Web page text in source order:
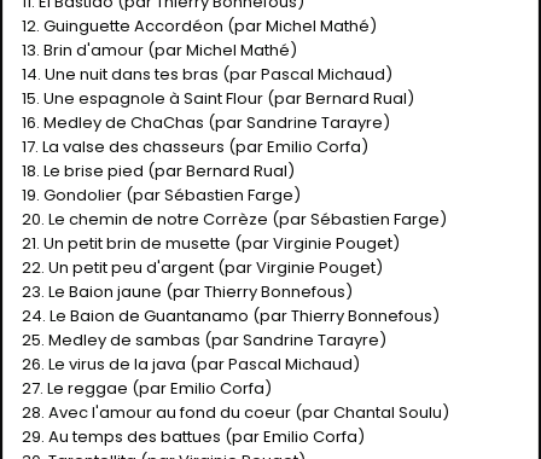
12. Guinguette Accordéon (par Michel Mathé)
13. Brin d'amour (par Michel Mathé)
14. Une nuit dans tes bras (par Pascal Michaud)
15. Une espagnole à Saint Flour (par Bernard Rual)
16. Medley de ChaChas (par Sandrine Tarayre)
17. La valse des chasseurs (par Emilio Corfa)
18. Le brise pied (par Bernard Rual)
19. Gondolier (par Sébastien Farge)
20. Le chemin de notre Corrèze (par Sébastien Farge)
21. Un petit brin de musette (par Virginie Pouget)
22. Un petit peu d'argent (par Virginie Pouget)
23. Le Baion jaune (par Thierry Bonnefous)
24. Le Baion de Guantanamo (par Thierry Bonnefous)
25. Medley de sambas (par Sandrine Tarayre)
26. Le virus de la java (par Pascal Michaud)
27. Le reggae (par Emilio Corfa)
28. Avec l'amour au fond du coeur (par Chantal Soulu)
29. Au temps des battues (par Emilio Corfa)